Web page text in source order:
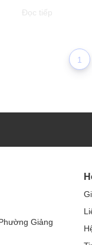
Đọc tiếp
1
Giảng